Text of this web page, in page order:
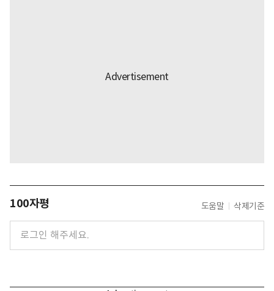
100자평 도움말 삭제기준